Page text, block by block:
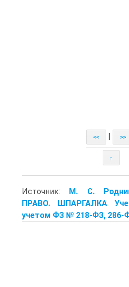
<< >>
↑
Источник: М. С.
ПРАВО. ШПАРГАЛКА
учетом ФЗ № 218-ФЗ, 286-